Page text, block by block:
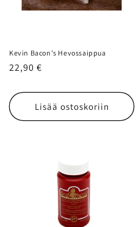
Kevin Bacon's Hevossaippua
Normaalihinta
22,90 €
Lisää ostoskoriin